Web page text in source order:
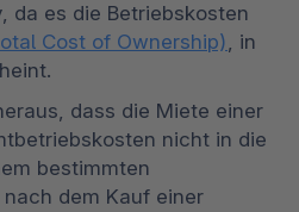
da es die Betriebskosten
Cost of Ownership), in
dass die Miete einer
nicht in die
bestimmten
dem Kauf einer